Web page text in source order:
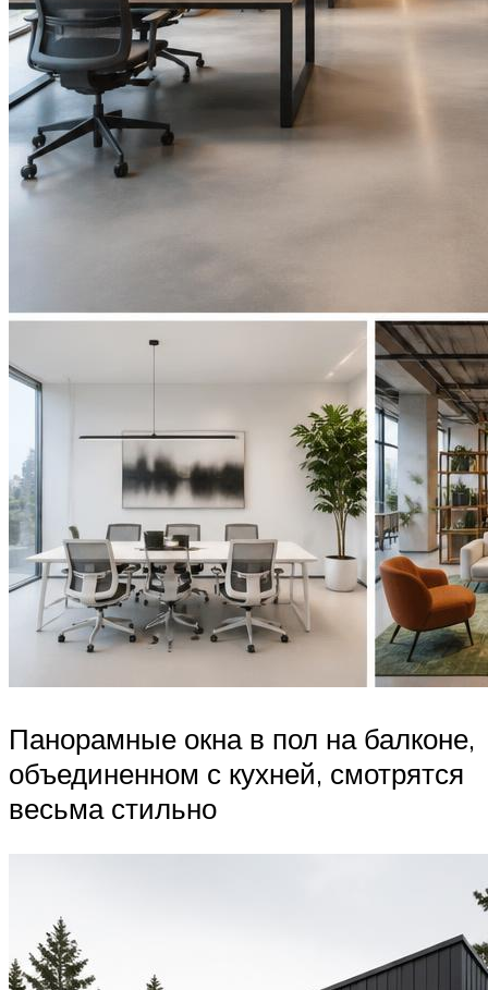
Панорамные окна в пол на балконе,
объединенном с кухней, смотрятся
весьма стильно